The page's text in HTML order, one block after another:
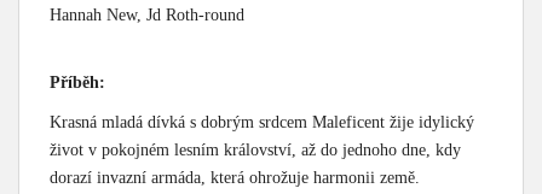
Hannah New, Jd Roth-round
Příběh:
Krasná mladá dívká s dobrým srdcem Maleficent žije idylický
život v pokojném lesním království, až do jednoho dne, kdy
dorazí invazní armáda, která ohrožuje harmonii země.